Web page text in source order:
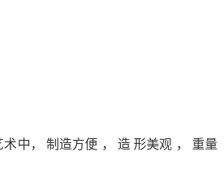
中， 制造方便 ， 造 形美观 ， 重量